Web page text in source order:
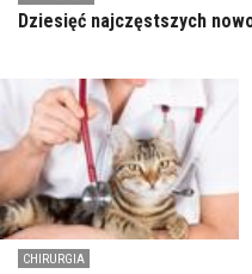
Dziesięć najczęstszych
CHIRURGIA